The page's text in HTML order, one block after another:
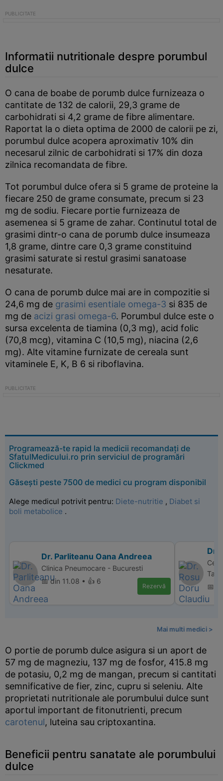
Informatii nutritionale despre porumbul
dulce
O cana de boabe de porumb dulce furnizeaza o
cantitate de 132 de calorii, 29,3 grame de
carbohidrati si 4,2 grame de fibre alimentare.
Raportat la o dieta optima de 2000 de calorii pe zi,
porumbul dulce acopera aproximativ 10% din
necesarul zilnic de carbohidrati si 17% din doza
zilnica recomandata de fibre.
Tot porumbul dulce ofera si 5 grame de proteine la
fiecare 250 de grame consumate, precum si 23
mg de sodiu. Fiecare portie furnizeaza de
asemenea si 5 grame de zahar. Continutul total de
grasimi dintr-o cana de porumb dulce insumeaza
1,8 grame, dintre care 0,3 grame constituind
grasimi saturate si restul grasimi sanatoase
nesaturate.
O cana de porumb dulce mai are in compozitie si
24,6 mg de grasimi esentiale omega-3 si 835 de
mg de acizi grasi omega-6. Porumbul dulce este o
sursa excelenta de tiamina (0,3 mg), acid folic
(70,8 mcg), vitamina C (10,5 mg), niacina (2,6
mg). Alte vitamine furnizate de cereala sunt
vitaminele E, K, B 6 si riboflavina.
Programează-te rapid la medicii recomandați de
SfatulMedicului.ro prin serviciul de programări
Clickmed
Găsești peste 7500 de medici cu program disponibil
Alege medicul potrivit pentru: Diete-nutritie , Diabet si
boli metabolice .
Dr. Parliteanu Oana Andreea
Clinica Pneumocare - Bucuresti
📅 din 11.08 • 👍 6
Rezervă
Dr.
📅
Mai multi medici >
O portie de porumb dulce asigura si un aport de
57 mg de magneziu, 137 mg de fosfor, 415.8 mg
de potasiu, 0,2 mg de mangan, precum si cantitati
semnificative de fier, zinc, cupru si seleniu. Alte
proprietati nutritionale ale porumbului dulce sunt
aportul important de fitonutrienti, precum
carotenul, luteina sau criptoxantina.
Beneficii pentru sanatate ale porumbului
dulce